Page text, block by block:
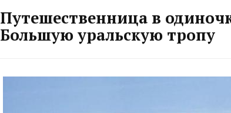
Путешественница в
Большую уральскую тропу